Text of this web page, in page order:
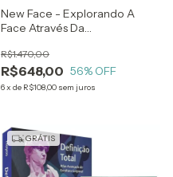
New Face - Explorando A
Face Através Da
Leme + Guia Ilustrado Para
Peelings Químicos - Mark
Rubin
R$648,00
R$1.470,00
56% OFF
6x de R$108,00 sem juros
GRÁTIS